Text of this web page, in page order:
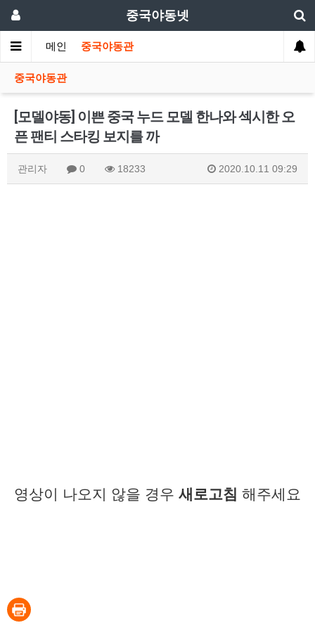
중국야동넷
메인 중국야동관
중국야동관
[모델야동] 이쁜 중국 누드 모델 한나와 섹시한 오
픈 팬티 스타킹 보지를 까
관리자 0 18233 2020.10.11 09:29
영상이 나오지 않을 경우 새로고침 해주세요